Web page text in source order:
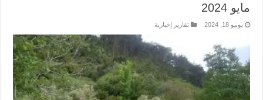
مايو 2024
يونيو 18, 2024 تقارير إخبارية